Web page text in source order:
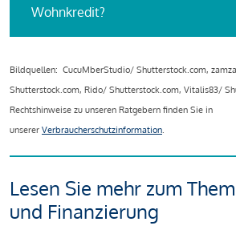
Wohnkredit?
Bildquellen: CucuMberStudio/ Shutterstock.com,
Shutterstock.com, Rido/ Shutterstock.com, Vitalis83/
Rechtshinweise zu unseren Ratgebern finden Sie in
unserer Verbraucherschutzinformation.
Lesen Sie mehr zum
und Finanzierung